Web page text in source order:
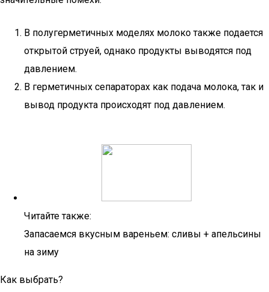
В полугерметичных моделях молоко также подается
открытой струей, однако продукты выводятся под
давлением.
В герметичных сепараторах как подача молока, так и
вывод продукта происходят под давлением.
Читайте также:
Запасаемся вкусным вареньем: сливы + апельсины
на зиму
Как выбрать?